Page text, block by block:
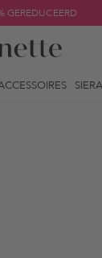
GEREDUCEERD